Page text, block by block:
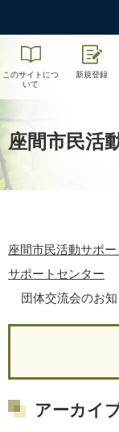
このサイトにつ
いて
新規登録
座間市民活
座間市民活動サポ
サポートセンター
団体交流会のお知
アーカイ